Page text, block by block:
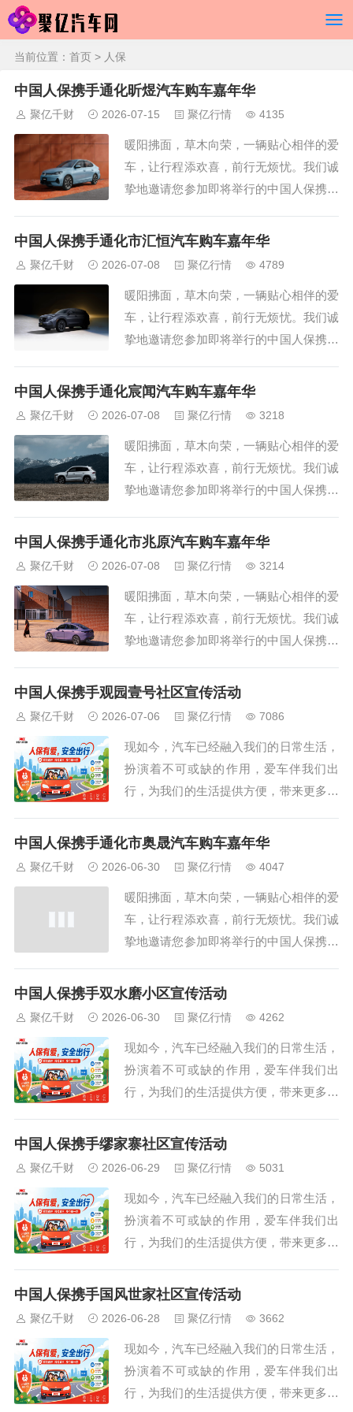
当前位置： 首页 > 人保
中国人保携手通化昕煜汽车购车嘉年华
聚亿千财 2026-07-15 聚亿行情 4135
暖阳拂面，草木向荣，一辆贴心相伴的爱
车，让行程添欢喜，前行无烦忧。我们诚
挚地邀请您参加即将举行的中国人保携手
动。在这里，您将领略到不一样的参观体
进入本次车展直播间。无需再为赶赴车展
现场而奔波劳...
中国人保携手通化市汇恒汽车购车嘉年华
聚亿千财 2026-07-08 聚亿行情 4789
暖阳拂面，草木向荣，一辆贴心相伴的爱
车，让行程添欢喜，前行无烦忧。我们诚
挚地邀请您参加即将举行的中国人保携手
活动。在这里，您将领略到不一样的参观
地进入本次车展直播间。无需再为赶赴车
展现场而奔波...
中国人保携手通化宸闻汽车购车嘉年华
聚亿千财 2026-07-08 聚亿行情 3218
暖阳拂面，草木向荣，一辆贴心相伴的爱
车，让行程添欢喜，前行无烦忧。我们诚
挚地邀请您参加即将举行的中国人保携手
动。在这里，您将领略到不一样的参观体
进入本次车展直播间。无需再为赶赴车展
现场而奔波劳...
中国人保携手通化市兆原汽车购车嘉年华
聚亿千财 2026-07-08 聚亿行情 3214
暖阳拂面，草木向荣，一辆贴心相伴的爱
车，让行程添欢喜，前行无烦忧。我们诚
挚地邀请您参加即将举行的中国人保携手
活动。在这里，您将领略到不一样的参观
地进入本次车展直播间。无需再为赶赴车
展现场而奔波...
中国人保携手观园壹号社区宣传活动
聚亿千财 2026-07-06 聚亿行情 7086
现如今，汽车已经融入我们的日常生活，
扮演着不可或缺的作用，爱车伴我们出
行，为我们的生活提供方便，带来更多美
位车主都渴望在驾驶过程中拥有安全、便
西路火热上演。中国人保携手观园壹号社
区共同举办一场...
中国人保携手通化市奥晟汽车购车嘉年华
聚亿千财 2026-06-30 聚亿行情 4047
暖阳拂面，草木向荣，一辆贴心相伴的爱
车，让行程添欢喜，前行无烦忧。我们诚
挚地邀请您参加即将举行的中国人保携手
活动。在这里，您将领略到不一样的参观
地进入本次车展直播间。无需再为赶赴车
展现场而奔波...
中国人保携手双水磨小区宣传活动
聚亿千财 2026-06-30 聚亿行情 4262
现如今，汽车已经融入我们的日常生活，
扮演着不可或缺的作用，爱车伴我们出
行，为我们的生活提供方便，带来更多美
位车主都渴望在驾驶过程中拥有安全、便
北路205号火热上演。中国人保携手双水
磨小区共同举...
中国人保携手缪家寨社区宣传活动
聚亿千财 2026-06-29 聚亿行情 5031
现如今，汽车已经融入我们的日常生活，
扮演着不可或缺的作用，爱车伴我们出
行，为我们的生活提供方便，带来更多美
位车主都渴望在驾驶过程中拥有安全、便
环与登高路交汇处西南侧火热上演。中国
人保携手缪家寨...
中国人保携手国风世家社区宣传活动
聚亿千财 2026-06-28 聚亿行情 3662
现如今，汽车已经融入我们的日常生活，
扮演着不可或缺的作用，爱车伴我们出
行，为我们的生活提供方便，带来更多美